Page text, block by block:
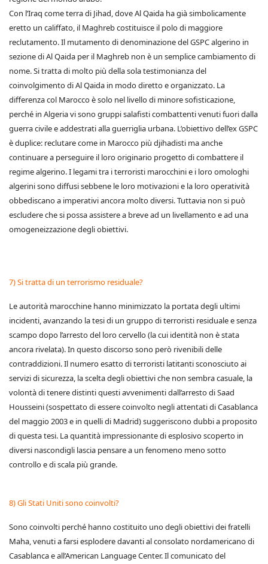
Con l’Iraq come terra di Jihad, dove Al Qaida ha già simbolicamente
eretto un califfato, il Maghreb costituisce il polo di maggiore
reclutamento. Il mutamento di denominazione del GSPC algerino in
sezione di Al Qaida per il Maghreb non è un semplice cambiamento di
nome. Si tratta di molto più della sola testimonianza del
coinvolgimento di Al Qaida in modo diretto e organizzato. La
differenza col Marocco è solo nel livello di minore sofisticazione,
perché in Algeria vi sono gruppi salafisti combattenti venuti fuori dalla
guerra civile e addestrati alla guerriglia urbana. L’obiettivo dell’ex GSPC
è duplice: reclutare come in Marocco più djihadisti ma anche
continuare a perseguire il loro originario progetto di combattere il
regime algerino. I legami tra i terroristi marocchini e i loro omologhi
algerini sono diffusi sebbene le loro motivazioni e la loro operatività
obbediscano a imperativi ancora molto diversi. Tuttavia non si può
escludere che si possa assistere a breve ad un livellamento e ad una
omogeneizzazione degli obiettivi.
7) Si tratta di un terrorismo residuale?
Le autorità marocchine hanno minimizzato la portata degli ultimi
incidenti, avanzando la tesi di un gruppo di terroristi residuale e senza
scampo dopo l’arresto del loro cervello (la cui identità non è stata
ancora rivelata). In questo discorso sono però rivenibili delle
contraddizioni. Il numero esatto di terroristi latitanti sconosciuto ai
servizi di sicurezza, la scelta degli obiettivi che non sembra casuale, la
volontà di tenere distinti questi avvenimenti dall’arresto di Saad
Housseini (sospettato di essere coinvolto negli attentati di Casablanca
del maggio 2003 e in quelli di Madrid) suggeriscono dubbi a proposito
di questa tesi. La quantità impressionante di esplosivo scoperto in
diversi nascondigli lascia pensare a un fenomeno meno sotto
controllo e di scala più grande.
8) Gli Stati Uniti sono coinvolti?
Sono coinvolti perché hanno costituito uno degli obiettivi dei fratelli
Maha, venuti a farsi esplodere davanti al consolato nordamericano di
Casablanca e all’American Language Center. Il comunicato del